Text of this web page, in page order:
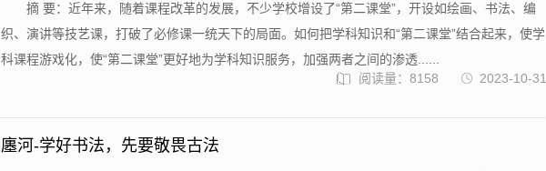
摘 要：近年来，随着课程改革的发展，不少学校增设了“第二课堂”，开设如绘画、书法、编
织、演讲等技艺课，打破了必修课一统天下的局面。如何把学科知识和“第二课堂”结合起来，使学
科课程游戏化，使“第二课堂”更好地为学科知识服务，加强两者之间的渗透......
2023-10-31
阅读量：8158
廛河-学好书法，先要敬畏古法